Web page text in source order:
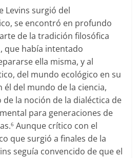
Levins surgió del
se encontró en profundo
de la tradición filosófica
que había intentado
ella misma, y al
del mundo ecológico en su
del mundo de la ciencia,
la noción de la dialéctica de
para generaciones de
6 Aunque crítico con el
que surgió a finales de la
seguía convencido de que el